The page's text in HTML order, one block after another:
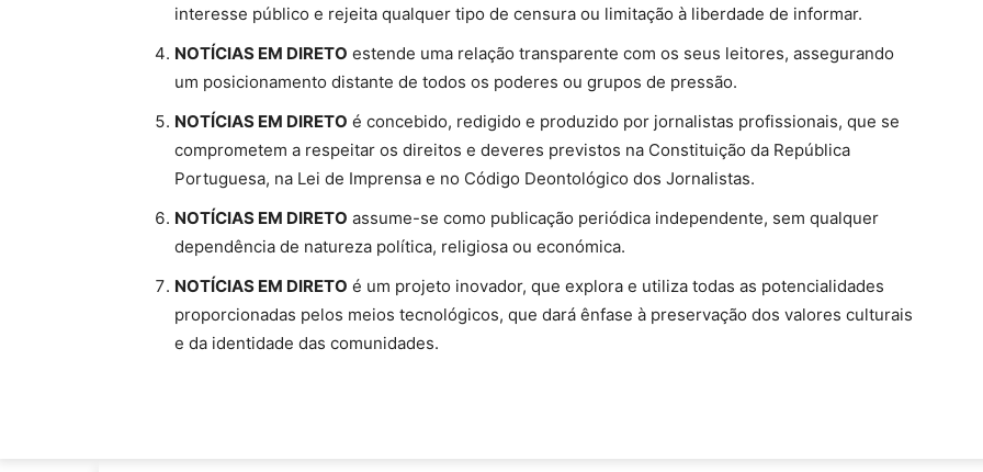
interesse público e rejeita qualquer tipo de censura ou limitação à liberdade de informar.
NOTÍCIAS EM DIRETO estende uma relação transparente com os seus leitores, assegurando
um posicionamento distante de todos os poderes ou grupos de pressão.
NOTÍCIAS EM DIRETO é concebido, redigido e produzido por jornalistas profissionais, que se
comprometem a respeitar os direitos e deveres previstos na Constituição da República
Portuguesa, na Lei de Imprensa e no Código Deontológico dos Jornalistas.
NOTÍCIAS EM DIRETO assume-se como publicação periódica independente, sem qualquer
dependência de natureza política, religiosa ou económica.
NOTÍCIAS EM DIRETO é um projeto inovador, que explora e utiliza todas as potencialidades
proporcionadas pelos meios tecnológicos, que dará ênfase à preservação dos valores culturais
e da identidade das comunidades.